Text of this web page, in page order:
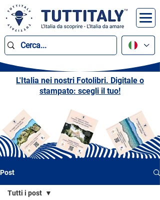
L'Italia nei nostri Fotolibri. Digitale o
stampato: scegli il tuo!
Post
Tutti i post